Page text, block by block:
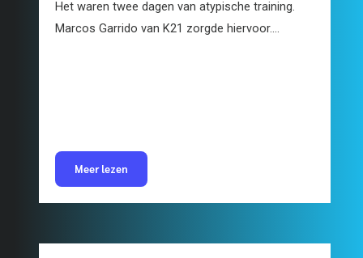
Het waren twee dagen van atypische training.
Marcos Garrido van K21 zorgde hiervoor....
Meer lezen